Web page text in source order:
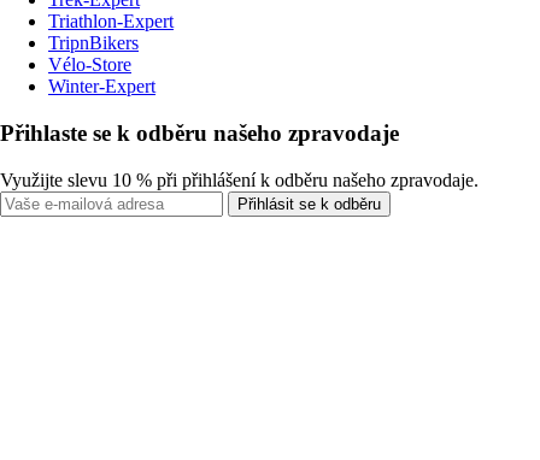
Triathlon-Expert
TripnBikers
Vélo-Store
Winter-Expert
Přihlaste se k odběru našeho zpravodaje
Využijte slevu 10 % při přihlášení k odběru našeho zpravodaje.
Přihlásit se k odběru